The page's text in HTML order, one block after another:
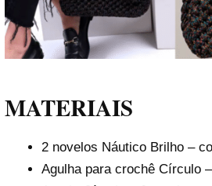
MATERIAIS
2 novelos Náutico Brilho –
Agulha para crochê Círculo